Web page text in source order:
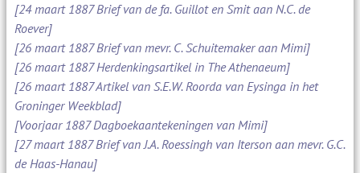
[24 maart 1887 Brief van de fa. Guillot en Smit aan N.C. de
Roever]
[26 maart 1887 Brief van mevr. C. Schuitemaker aan Mimi]
[26 maart 1887 Herdenkingsartikel in The Athenaeum]
[26 maart 1887 Artikel van S.E.W. Roorda van Eysinga in het
Groninger Weekblad]
[Voorjaar 1887 Dagboekaantekeningen van Mimi]
[27 maart 1887 Brief van J.A. Roessingh van Iterson aan mevr. G.C.
de Haas-Hanau]